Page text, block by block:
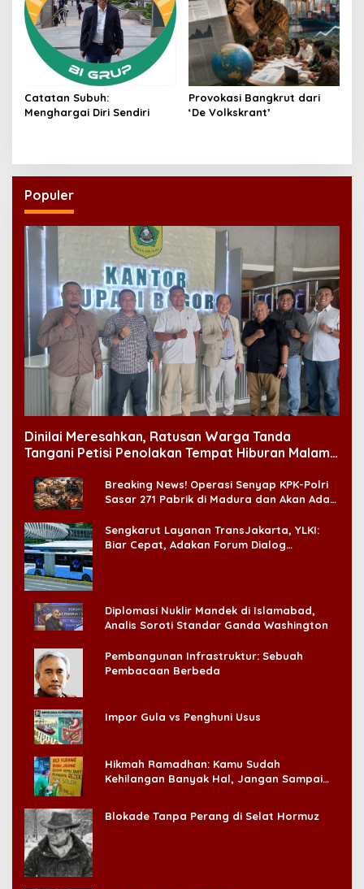
Catatan Subuh:
Menghargai Diri Sendiri
Provokasi Bangkrut dari
‘De Volkskrant’
Populer
Dinilai Meresahkan, Ratusan Warga Tanda
Tangani Petisi Penolakan Tempat Hiburan Malam
Breaking News! Operasi Senyap KPK-Polri
Sasar 271 Pabrik di Madura dan Akan Ada
Sengkarut Layanan TransJakarta, YLKI:
Biar Cepat, Adakan Forum Dialog
Diplomasi Nuklir Mandek di Islamabad,
Analis Soroti Standar Ganda Washington
Pembangunan Infrastruktur: Sebuah
Pembacaan Berbeda
Impor Gula vs Penghuni Usus
Hikmah Ramadhan: Kamu Sudah
Kehilangan Banyak Hal, Jangan Sampai
Blokade Tanpa Perang di Selat Hormuz